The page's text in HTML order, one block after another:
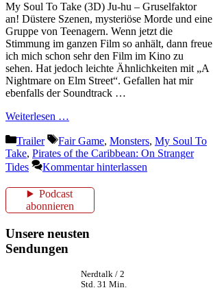
My Soul To Take (3D) Ju-hu – Gruselfaktor
an! Düstere Szenen, mysteriöse Morde und eine
Gruppe von Teenagern. Wenn jetzt die
Stimmung im ganzen Film so anhält, dann freue
ich mich schon sehr den Film im Kino zu
sehen. Hat jedoch leichte Ähnlichkeiten mit „A
Nightmare on Elm Street“. Gefallen hat mir
ebenfalls der Soundtrack …
Weiterlesen …
Kategorien
Trailer Schlagwörter
Fair Game, Monsters, My Soul To
Take, Pirates of the Caribbean: On Stranger
Tides
Kommentar hinterlassen
Podcast
abonnieren
Unsere neusten
Sendungen
Nerdtalk / 2
Std. 31 Min.